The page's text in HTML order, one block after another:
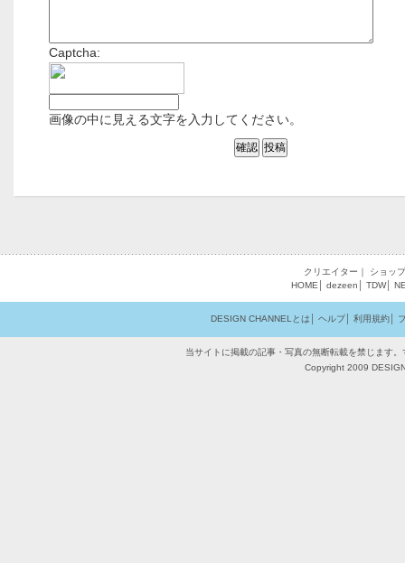
Captcha:
画像の中に見える文字を入力してください。
クリエイター
ショップ
HOME
dezeen TDW│
DESIGN CHANNELとは ヘルプ│ 利用規約│
当サイトに掲載の記事・写真の無断転載を禁じます
Copyright 2009